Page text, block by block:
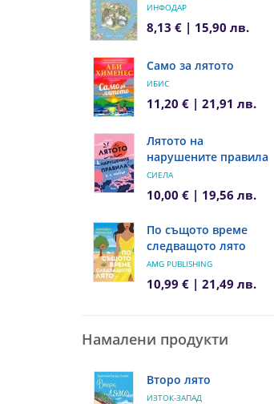
ИНФОДАР
8,13 € | 15,90 лв.
Само за лятото
ИБИС
11,20 € | 21,91 лв.
Лятото на
нарушените правила
СИЕЛА
10,00 € | 19,56 лв.
По същото време
следващото лято
AMG PUBLISHING
10,99 € | 21,49 лв.
Намалени продукти
Второ лято
ИЗТОК-ЗАПАД